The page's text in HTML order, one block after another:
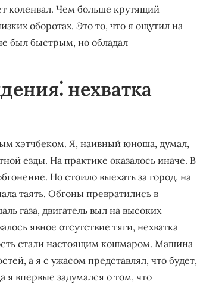
коленвал. Чем больше крутящий
оборотах. Это то, что я ощутил на
был быстрым, но обладал
нехватка
хэтчбеком. Я, наивный юноша, думал,
езды. На практике оказалось иначе. В
Но стоило выехать за город, на
таять. Обгоны превратились в
газа, двигатель выл на высоких
явное отсутствие тяги, нехватка
стали настоящим кошмаром. Машина
а я с ужасом представлял, что будет,
я впервые задумался о том, что